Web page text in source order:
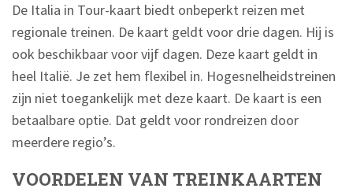
De Italia in Tour-kaart biedt onbeperkt reizen met
regionale treinen. De kaart geldt voor drie dagen. Hij is
ook beschikbaar voor vijf dagen. Deze kaart geldt in
heel Italië. Je zet hem flexibel in. Hogesnelheidstreinen
zijn niet toegankelijk met deze kaart. De kaart is een
betaalbare optie. Dat geldt voor rondreizen door
meerdere regio’s.
VOORDELEN VAN TREINKAARTEN